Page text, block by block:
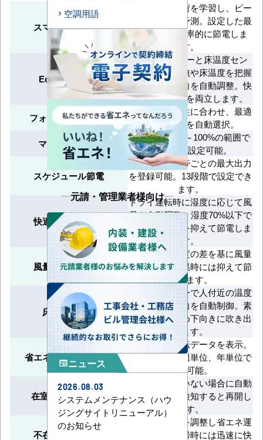
スマート学習節電
毎日の運転負荷を学習し、ピー
ク消費電力を予測。設定した最
大出力内で効率的に節電しま
す。
Eco全自動運転
人検知センサーと床温度セン
サーで人の有無や床温度を把握
し、風量・風向を自動調整。快
適さと省エネを両立します。
フォーシーズン制御
季節や地域特性に合わせ、最適
な冷媒制御を自動選択。
マニュアル節電
最大出力を40～100%の範囲で
5%刻みで設定可能。
スケジュール節電
曜日別に時間帯ごとの最大出力
を登録可能。13段階で設定でき
ます。
快適エコ除湿制御
ドライ運転時に湿度に応じて風
量を自動調整。湿度70%以下で
はさらに風量を抑えて節電しま
す。
風量エコ自動制御
室温と設定温度の差を基に風量
を調整し、適温時には抑えて節
電します。
床温エコ検知
床温度センサーで人付近の温度
を検知し、風向を自動制御。素
早く暖めるため下向きに吹き出
します。
省エネ・節電チェック
リモコンに運転データを表示。
本日、前日、週単位、年単位で
確認可能。
在室検知ON／OFF
一定時間人がいない場合に自動
停止し、人を検知すると再開し
ます。
不在時省エネ運転
不在時に温度を調整し省エネ運
転を実施。復帰時には迅速に快
空調用語
元請・管理業者様向け
newspaperニュース
2026.08.03
システムメンテナンス（ハウ
ジングサイトリニューアル）
のお知らせ